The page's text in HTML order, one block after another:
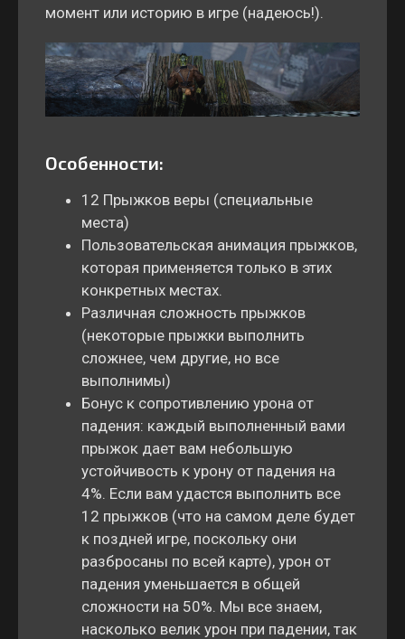
момент или историю в игре (надеюсь!).
Особенности:
12 Прыжков веры (специальные
места)
Пользовательская анимация прыжков,
которая применяется только в этих
конкретных местах.
Различная сложность прыжков
(некоторые прыжки выполнить
сложнее, чем другие, но все
выполнимы)
Бонус к сопротивлению урона от
падения: каждый выполненный вами
прыжок дает вам небольшую
устойчивость к урону от падения на
4%. Если вам удастся выполнить все
12 прыжков (что на самом деле будет
к поздней игре, поскольку они
разбросаны по всей карте), урон от
падения уменьшается в общей
сложности на 50%. Мы все знаем,
насколько велик урон при падении, так